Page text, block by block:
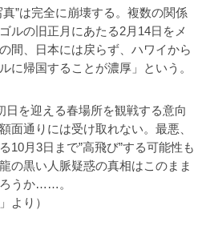
”は完全に崩壊する。複数の関係
ルの旧正月にあたる2月14日をメ
間、日本には戻らず、ハワイから
に帰国することが濃厚」という。
を迎える春場所を観戦する意向
面通りには受け取れない。最悪、
10月3日まで”高飛び”する可能性も
の黒い人脈疑惑の真相はこのまま
うか……。
」より）